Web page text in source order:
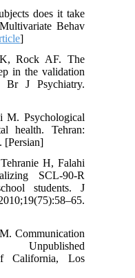
does it take
Behav
K, Rock AF. The
in the validation
Br J Psychiatry.
M. Psychological
health. Tehran:
[Persian]
H, Falahi
SCL-90-R
students. J
Communication
Unpublished
California, Los